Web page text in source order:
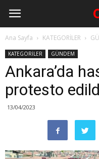
Ana Sayfa KATEGORİLER
KATEGORİLER GÜNDEM
Ankara’da
protesto
13/04/2023